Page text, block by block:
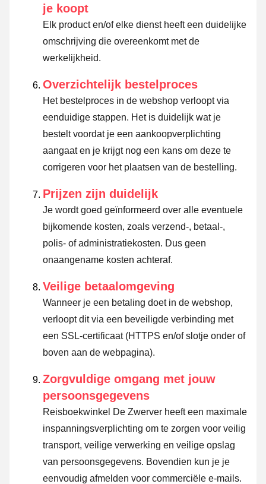
je koopt
Elk product en/of elke dienst heeft een duidelijke
omschrijving die overeenkomt met de
werkelijkheid.
Overzichtelijk bestelproces
Het bestelproces in de webshop verloopt via
eenduidige stappen. Het is duidelijk wat je
bestelt voordat je een aankoopverplichting
aangaat en je krijgt nog een kans om deze te
corrigeren voor het plaatsen van de bestelling.
Prijzen zijn duidelijk
Je wordt goed geïnformeerd over alle eventuele
bijkomende kosten, zoals verzend-, betaal-,
polis- of administratiekosten. Dus geen
onaangename kosten achteraf.
Veilige betaalomgeving
Wanneer je een betaling doet in de webshop,
verloopt dit via een beveiligde verbinding met
een SSL-certificaat (HTTPS en/of slotje onder of
boven aan de webpagina).
Zorgvuldige omgang met jouw
persoonsgegevens
Reisboekwinkel De Zwerver heeft een maximale
inspanningsverplichting om te zorgen voor veilig
transport, veilige verwerking en veilige opslag
van persoonsgegevens. Bovendien kun je je
eenvoudig afmelden voor commerciële e-mails.